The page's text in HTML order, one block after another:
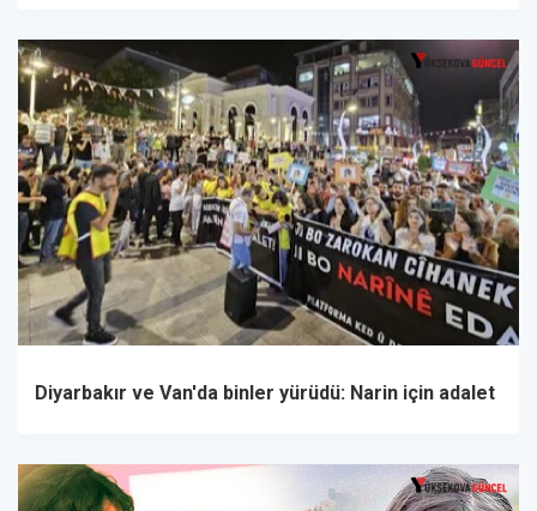
Diyarbakır ve Van'da binler yürüdü: Narin için adalet